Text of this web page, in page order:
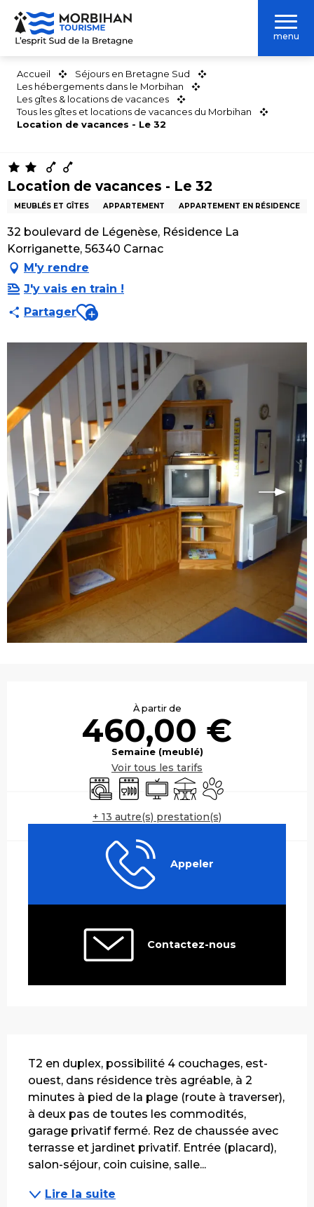
Aller
contenu
menu
Accueil
Séjours en Bretagne Sud
Les hébergements dans le Morbihan
Les gîtes & locations de vacances
Tous les gîtes et locations de vacances du Morbihan
Location de vacances - Le 32
Location de vacances - Le 32
MEUBLÉS ET GÎTES APPARTEMENT APPARTEMENT EN RÉSIDENCE
32 boulevard de Légenèse, Résidence La
Korriganette, 56340 Carnac
M'y rendre
J'y vais en train !
PartagerAjouter aux favoris
À partir de
460,00 €
Semaine (meublé)
Voir tous les tarifs
Lave lingeLave vaisselle
TélévisionTerrasseAnimaux acceptés
+ 13 autre(s) prestation(s)
Appeler
Contactez-nous
T2 en duplex, possibilité 4 couchages, est-
ouest, dans résidence très agréable, à 2
minutes à pied de la plage (route à traverser),
à deux pas de toutes les commodités,
garage privatif fermé. Rez de chaussée avec
terrasse et jardinet privatif. Entrée (placard),
salon-séjour, coin cuisine, salle...
Lire la suite